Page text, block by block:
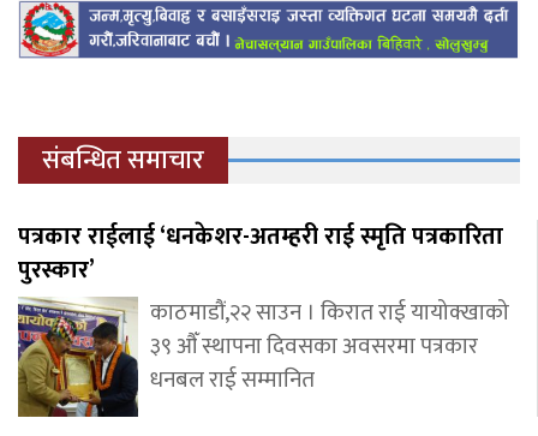
संबन्धित समाचार
पत्रकार राईलाई ‘धनकेशर-अतम्हरी राई स्मृति पत्रकारिता
पुरस्कार’
काठमाडौं,२२ साउन । किरात राई यायोक्खाको
३९ औँ स्थापना दिवसका अवसरमा पत्रकार
धनबल राई सम्मानित